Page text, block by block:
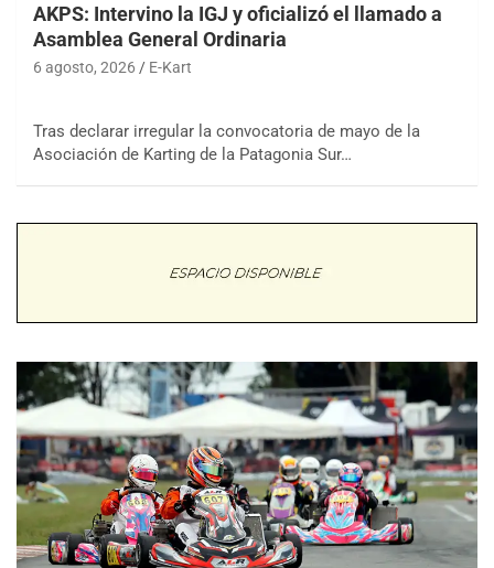
AKPS: Intervino la IGJ y oficializó el llamado a
Asamblea General Ordinaria
6 agosto, 2026 E-Kart
Tras declarar irregular la convocatoria de mayo de la
Asociación de Karting de la Patagonia Sur…